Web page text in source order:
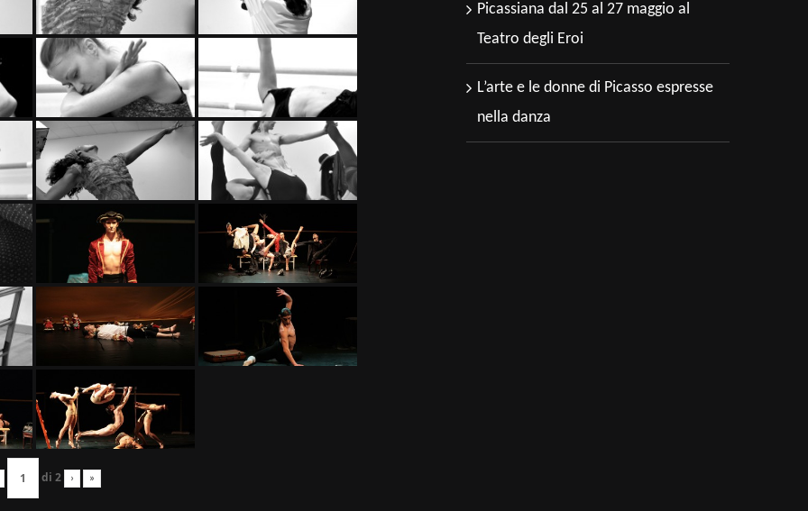
di 2 › »
Picassiana dal 25 al 27 maggio al
Teatro degli Eroi
L’arte e le donne di Picasso espresse
nella danza